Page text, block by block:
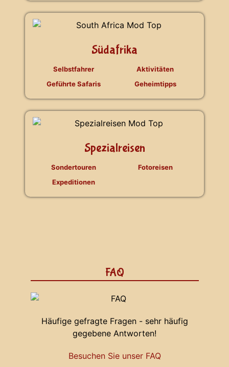
Südafrika
Selbstfahrer
Geführte Safaris
Aktivitäten
Geheimtipps
Spezialreisen
Sondertouren
Expeditionen
Fotoreisen
FAQ
Häufige gefragte Fragen - sehr häufig
gegebene Antworten!
Besuchen Sie unser FAQ